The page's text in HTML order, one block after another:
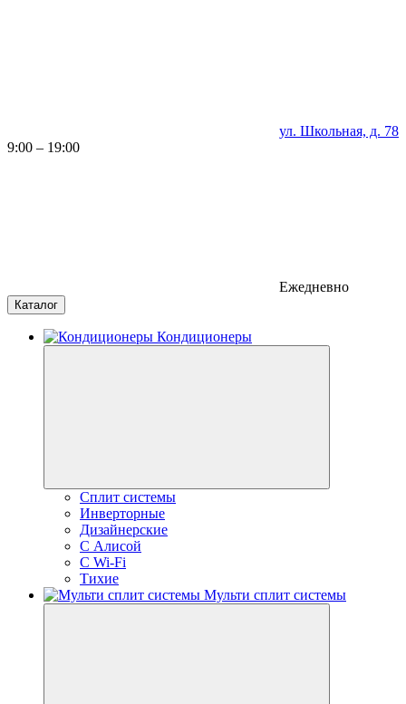
ул. Школьная, д. 78
9:00 – 19:00
Ежедневно
Каталог
Кондиционеры
Сплит системы
Инверторные
Дизайнерские
С Алисой
C Wi-Fi
Тихие
Мульти сплит системы